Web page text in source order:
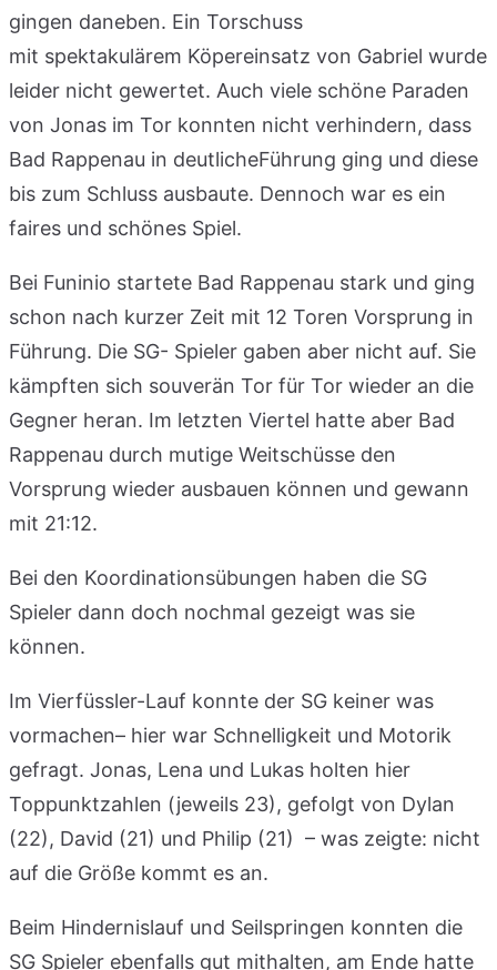
gingen daneben. Ein Torschuss
mit spektakulärem Köpereinsatz von Gabriel wurde
leider nicht gewertet. Auch viele schöne Paraden
von Jonas im Tor konnten nicht verhindern, dass
Bad Rappenau in deutlicheFührung ging und diese
bis zum Schluss ausbaute. Dennoch war es ein
faires und schönes Spiel.
Bei Funinio startete Bad Rappenau stark und ging
schon nach kurzer Zeit mit 12 Toren Vorsprung in
Führung. Die SG- Spieler gaben aber nicht auf. Sie
kämpften sich souverän Tor für Tor wieder an die
Gegner heran. Im letzten Viertel hatte aber Bad
Rappenau durch mutige Weitschüsse den
Vorsprung wieder ausbauen können und gewann
mit 21:12.
Bei den Koordinationsübungen haben die SG
Spieler dann doch nochmal gezeigt was sie
können.
Im Vierfüssler-Lauf konnte der SG keiner was
vormachen– hier war Schnelligkeit und Motorik
gefragt. Jonas, Lena und Lukas holten hier
Toppunktzahlen (jeweils 23), gefolgt von Dylan
(22), David (21) und Philip (21) – was zeigte: nicht
auf die Größe kommt es an.
Beim Hindernislauf und Seilspringen konnten die
SG Spieler ebenfalls gut mithalten, am Ende hatte